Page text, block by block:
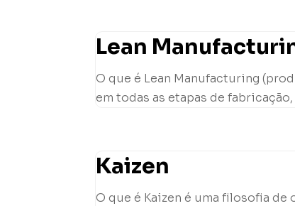
Lean
O que é Lean Manufacturing
em todas as etapas de
Kaizen
O que é Kaizen é uma filosofia